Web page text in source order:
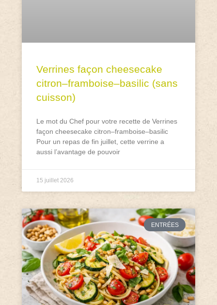
Verrines façon cheesecake
citron–framboise–basilic (sans
cuisson)
Le mot du Chef pour votre recette de Verrines
façon cheesecake citron–framboise–basilic
Pour un repas de fin juillet, cette verrine a
aussi l’avantage de pouvoir
15 juillet 2026
ENTRÉES